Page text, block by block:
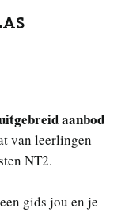
aanbod
van leerlingen
NT2.
gids jou en je